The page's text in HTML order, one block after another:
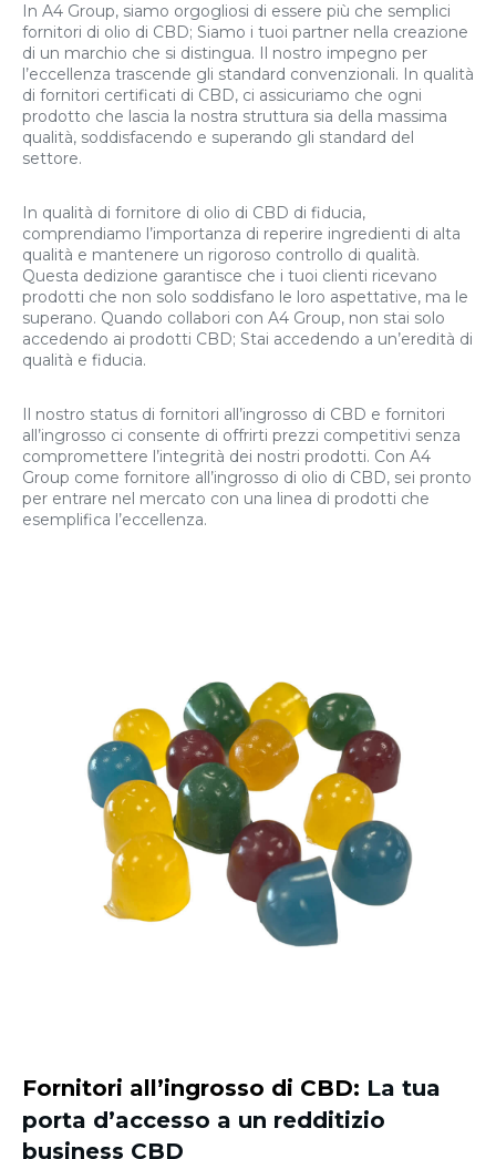
In A4 Group, siamo orgogliosi di essere più che semplici
fornitori di olio di CBD; Siamo i tuoi partner nella creazione
di un marchio che si distingua. Il nostro impegno per
l’eccellenza trascende gli standard convenzionali. In qualità
di fornitori certificati di CBD, ci assicuriamo che ogni
prodotto che lascia la nostra struttura sia della massima
qualità, soddisfacendo e superando gli standard del
settore.
In qualità di fornitore di olio di CBD di fiducia,
comprendiamo l’importanza di reperire ingredienti di alta
qualità e mantenere un rigoroso controllo di qualità.
Questa dedizione garantisce che i tuoi clienti ricevano
prodotti che non solo soddisfano le loro aspettative, ma le
superano. Quando collabori con A4 Group, non stai solo
accedendo ai prodotti CBD; Stai accedendo a un’eredità di
qualità e fiducia.
Il nostro status di fornitori all’ingrosso di CBD e fornitori
all’ingrosso ci consente di offrirti prezzi competitivi senza
compromettere l’integrità dei nostri prodotti. Con A4
Group come fornitore all’ingrosso di olio di CBD, sei pronto
per entrare nel mercato con una linea di prodotti che
esemplifica l’eccellenza.
Fornitori all’ingrosso di CBD: La tua
porta d’accesso a un redditizio
business CBD